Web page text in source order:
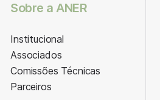
Sobre a ANER
Institucional
Associados
Comissões Técnicas
Parceiros